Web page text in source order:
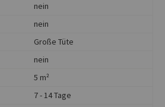
nein
nein
Große Tüte
nein
5 m²
7 - 14 Tage